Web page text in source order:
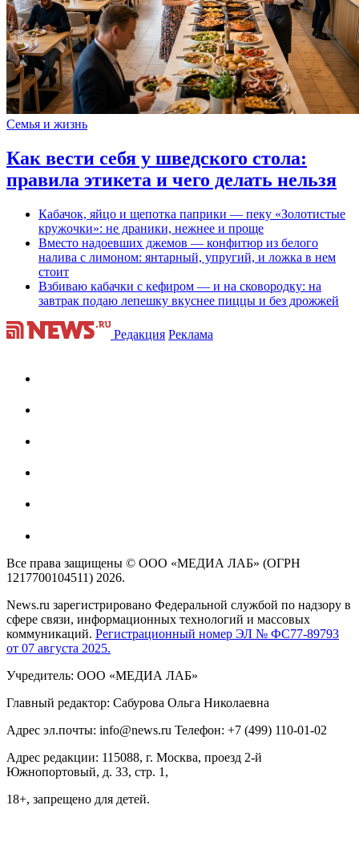
Семья и жизнь
Как вести себя у шведского стола:
правила этикета и чего делать нельзя
Кабачок, яйцо и щепотка паприки — пеку «Золотистые
кружочки»: не драники, нежнее и проще
Вместо надоевших джемов — конфитюр из белого
налива с лимоном: янтарный, упругий, и ложка в нем
стоит
Взбиваю кабачки с кефиром — и на сковородку: на
завтрак подаю лепешку вкуснее пиццы и без дрожжей
Редакция Реклама
Все права защищены © ООО «МЕДИА ЛАБ» (ОГРН
1217700104511) 2026.
News.ru зарегистрировано Федеральной службой по надзору в
сфере связи, информационных технологий и массовых
коммуникаций. Регистрационный номер ЭЛ № ФС77-89793
от 07 августа 2025.
Учредитель: ООО «МЕДИА ЛАБ»
Главный редактор: Сабурова Ольга Николаевна
Адрес эл.почты: info@news.ru Телефон: +7 (499) 110-01-02
Адрес редакции: 115088, г. Москва, проезд 2-й
Южнопортовый, д. 33, стр. 1,
18+, запрещено для детей.